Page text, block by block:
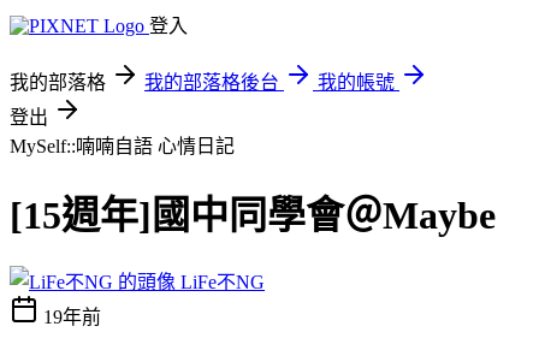
登入
我的部落格 我的部落格後台
我的帳號
登出
MySelf::喃喃自語 心情日記
[15週年]國中同學會＠Maybe
LiFe不NG
19年前